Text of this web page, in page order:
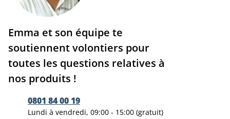
Emma et son équipe te
soutiennent volontiers pour
toutes les questions relatives à
nos produits !
0801 84 00 19
Lundi à vendredi, 09:00 - 15:00 (gratuit)